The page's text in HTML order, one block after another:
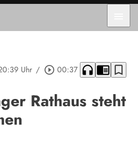
Uhr / play_circle_outline 00:37 headphones chrome_reader_mode bookmark_border
Rathaus steht